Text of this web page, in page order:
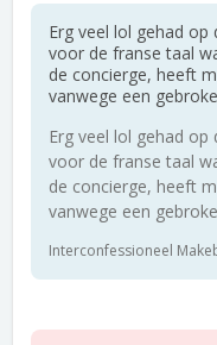
Erg veel lol gehad
voor de franse taal
de concierge, heeft
vanwege een
Erg veel lol gehad
voor de franse taal
de concierge, heeft
vanwege een
Interconfessioneel